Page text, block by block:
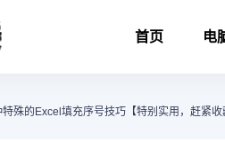
首页 电
殊的Excel填充序号技巧【特别实用，赶紧收